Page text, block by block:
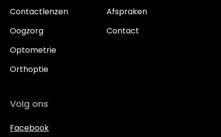
Contactlenzen
Oogzorg
Optometrie
Orthoptie
Afspraken
Contact
Volg ons
Facebook